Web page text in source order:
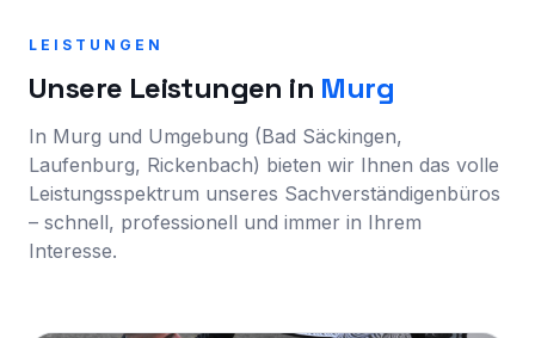
LEISTUNGEN
Unsere Leistungen in Murg
In Murg und Umgebung (Bad Säckingen,
Laufenburg, Rickenbach) bieten wir Ihnen das volle
Leistungsspektrum unseres Sachverständigenbüros
– schnell, professionell und immer in Ihrem
Interesse.